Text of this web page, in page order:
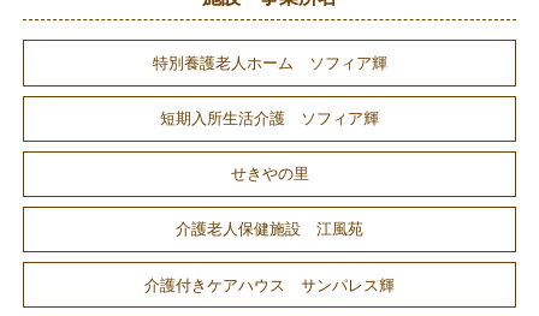
特別養護老人ホーム ソフィア輝
短期入所生活介護 ソフィア輝
せきやの里
介護老人保健施設 江風苑
介護付きケアハウス サンパレス輝